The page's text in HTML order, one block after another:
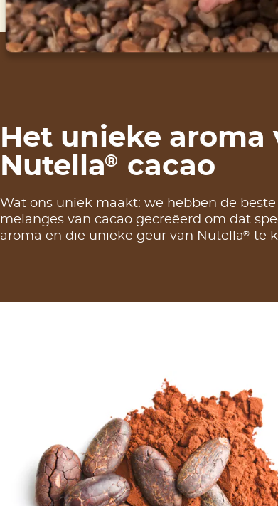
Het unieke aroma
Nutella® cacao
Wat ons uniek maakt: we hebben de beste
melanges van cacao gecreëerd om dat
aroma en die unieke geur van Nutella® te